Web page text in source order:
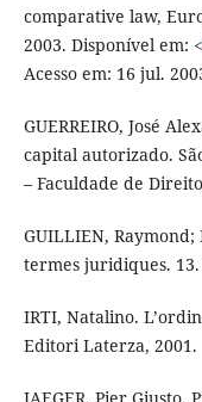
comparative law,
2003. Disponível em: <
Acesso em: 16 jul.
GUERREIRO, José
capital autorizado.
– Faculdade de
GUILLIEN, Raymond;
termes juridiques. 13.
IRTI, Natalino.
Editori Laterza, 2001.
JAEGER, Pier Giusto.